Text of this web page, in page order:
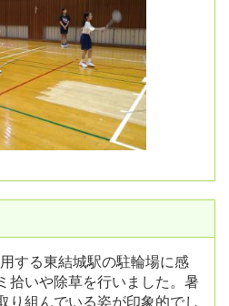
する東結城駅の駐輪場に感
拾いや除草を行いました。暑
り組んでいる姿が印象的でし